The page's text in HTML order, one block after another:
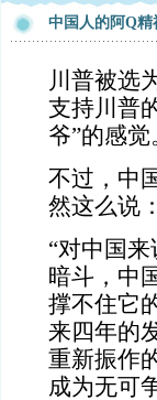
中国人的阿Q精
川普被选
支持川普
爷”的感觉
不过，中
然这么说：
“对中国
暗斗，中
撑不住它
来四年的
重新振作
成为无可